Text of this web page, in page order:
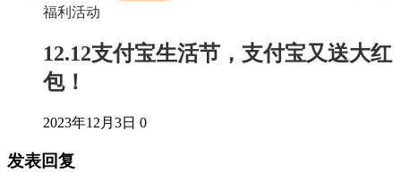
福利活动
12.12支付宝生活节，支付宝又送大红
包！
2023年12月3日 0
发表回复